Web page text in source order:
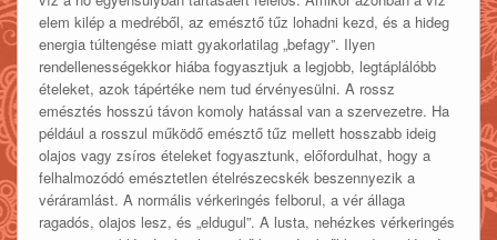
elem kilép a medréből, az emésztő tűz lohadni kezd, és a hideg
energia túltengése miatt gyakorlatilag „befagy”. Ilyen
rendellenességekkor hiába fogyasztjuk a legjobb, legtáplálóbb
ételeket, azok tápértéke nem tud érvényesülni. A rossz
emésztés hosszú távon komoly hatással van a szervezetre. Ha
például a rosszul működő emésztő tűz mellett hosszabb ideig
olajos vagy zsíros ételeket fogyasztunk, előfordulhat, hogy a
felhalmozódó emésztetlen ételrészecskék beszennyezik a
véráramlást. A normális vérkeringés felborul, a vér állaga
ragadós, olajos lesz, és „eldugul”. A lusta, nehézkes vérkeringés